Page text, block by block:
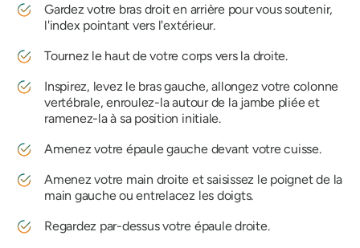
Gardez votre bras droit en arrière pour vous soutenir,
l'index pointant vers l'extérieur.
Tournez le haut de votre corps vers la droite.
Inspirez, levez le bras gauche, allongez votre colonne
vertébrale, enroulez-la autour de la jambe pliée et
ramenez-la à sa position initiale.
Amenez votre épaule gauche devant votre cuisse.
Amenez votre main droite et saisissez le poignet de la
main gauche ou entrelacez les doigts.
Regardez par-dessus votre épaule droite.